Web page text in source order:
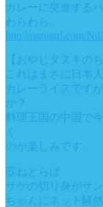
カレーに突進する
わらわら。
http://narinari.com/
【おやじタヌキの
これはまさに日本
カレーライスです
か？
料理王国の中国で
く
のか楽しみです。
⑤ねとらば
サケの切り身がサ
ちゃんにネット騒然